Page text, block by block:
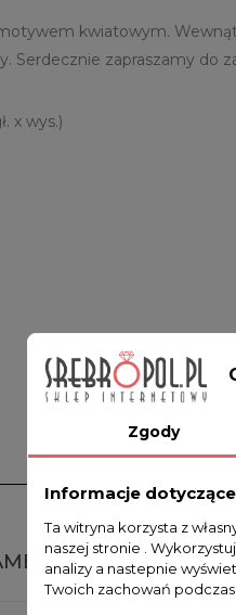
kwiatowym.
Serdecznie zapraszamy do
x wys.)
KATEGORII
Zgody
Informacje
Ta witryna korzysta z
naszej stronie .
analizy a nastepnie
Twoich zachowań podczas